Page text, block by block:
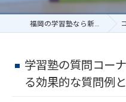
福岡の学習塾なら新・個別指導塾アシスト福岡 コ
学習塾の質問コー
る効果的な質問例